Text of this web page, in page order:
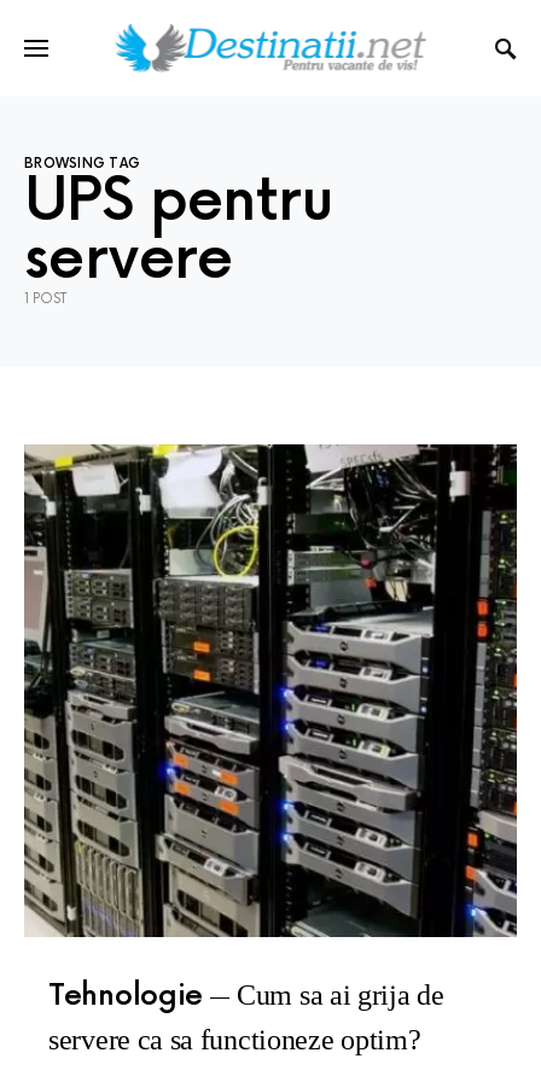
BROWSING TAG
UPS pentru
servere
1 POST
Tehnologie
Cum sa ai grija de
servere ca sa functioneze optim?